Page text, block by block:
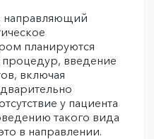
направляющий
планируются
введение
включая
у пациента
такого вида
в направлении.